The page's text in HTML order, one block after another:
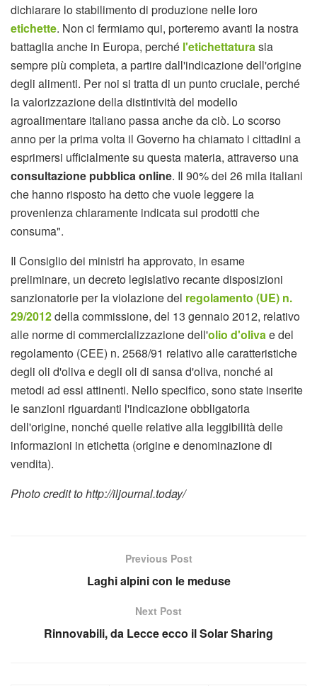
dichiarare lo stabilimento di produzione nelle loro
etichette. Non ci fermiamo qui, porteremo avanti la nostra
battaglia anche in Europa, perché l'etichettaturasia
sempre più completa, a partire dall'indicazione dell'origine
degli alimenti. Per noi si tratta di un punto cruciale, perché
la valorizzazione della distintività del modello
agroalimentare italiano passa anche da ciò. Lo scorso
anno per la prima volta il Governo ha chiamato i cittadini a
esprimersi ufficialmente su questa materia, attraverso una
consultazione pubblica online. Il 90% dei 26 mila italiani
che hanno risposto ha detto che vuole leggere la
provenienza chiaramente indicata sui prodotti che
consuma".
Il Consiglio dei ministri ha approvato, in esame
preliminare, un decreto legislativo recante disposizioni
sanzionatorie per la violazione del regolamento (UE) n.
29/2012della commissione, del 13 gennaio 2012, relativo
alle norme di commercializzazione dell'olio d'olivae del
regolamento (CEE) n. 2568/91 relativo alle caratteristiche
degli oli d'oliva e degli oli di sansa d'oliva, nonché ai
metodi ad essi attinenti. Nello specifico, sono state inserite
le sanzioni riguardanti l'indicazione obbligatoria
dell'origine, nonché quelle relative alla leggibilità delle
informazioni in etichetta (origine e denominazione di
vendita).
Photo credit to http://iljournal.today/
Previous Post
Laghi alpini con le meduse
Next Post
Rinnovabili, da Lecce ecco il Solar Sharing